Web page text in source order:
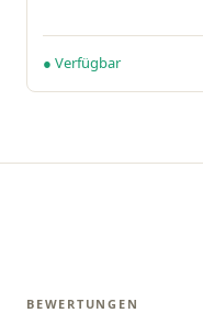
● Verfügbar
BEWERTUNGEN